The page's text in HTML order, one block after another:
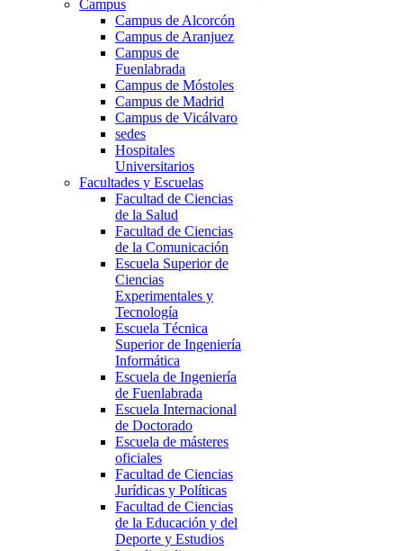
Campus
Campus de Alcorcón
Campus de Aranjuez
Campus de
Fuenlabrada
Campus de Móstoles
Campus de Madrid
Campus de Vicálvaro
sedes
Hospitales
Universitarios
Facultades y Escuelas
Facultad de Ciencias
de la Salud
Facultad de Ciencias
de la Comunicación
Escuela Superior de
Ciencias
Experimentales y
Tecnología
Escuela Técnica
Superior de Ingeniería
Informática
Escuela de Ingeniería
de Fuenlabrada
Escuela Internacional
de Doctorado
Escuela de másteres
oficiales
Facultad de Ciencias
Jurídicas y Políticas
Facultad de Ciencias
de la Educación y del
Deporte y Estudios